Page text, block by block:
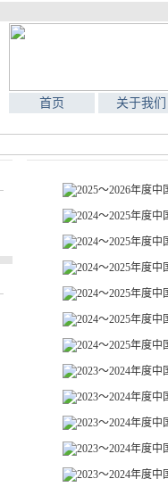
首页 关于我们
2025～2026年度
2024～2025年度中
2024～2025年度
2024～2025年度
2024～2025年度
2024～2025年度
2024～2025年度
2023～2024年度中
2023～2024年度
2023～2024年度
2023～2024年度
2023～2024年度